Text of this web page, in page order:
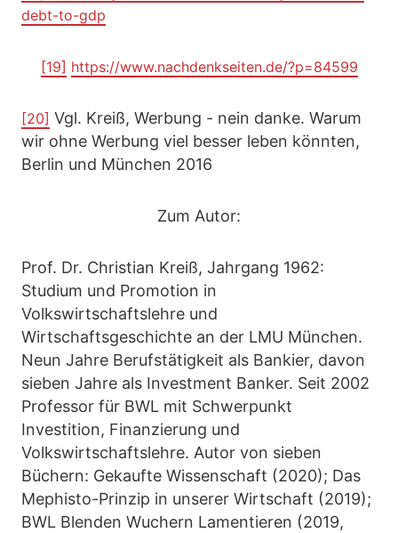
debt-to-gdp
[19] https://www.nachdenkseiten.de/?p=84599
[20] Vgl. Kreiß, Werbung - nein danke. Warum
wir ohne Werbung viel besser leben könnten,
Berlin und München 2016
Zum Autor:
Prof. Dr. Christian Kreiß, Jahrgang 1962:
Studium und Promotion in
Volkswirtschaftslehre und
Wirtschaftsgeschichte an der LMU München.
Neun Jahre Berufstätigkeit als Bankier, davon
sieben Jahre als Investment Banker. Seit 2002
Professor für BWL mit Schwerpunkt
Investition, Finanzierung und
Volkswirtschaftslehre. Autor von sieben
Büchern: Gekaufte Wissenschaft (2020); Das
Mephisto-Prinzip in unserer Wirtschaft (2019);
BWL Blenden Wuchern Lamentieren (2019,